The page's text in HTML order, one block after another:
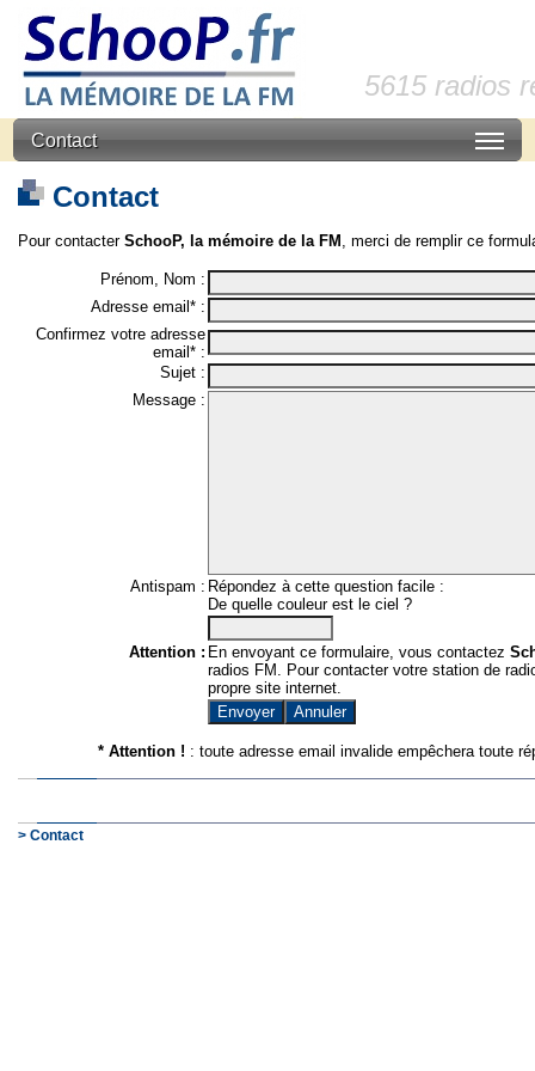
5615 radios
Contact
Contact
Pour contacter SchooP, la mémoire de la FM , merci de remplir ce
Prénom, Nom :
Adresse email* :
Confirmez votre adresse
email* :
Sujet :
Message :
Antispam : Répondez à cette question facile :
De quelle couleur est le ciel ?
Attention : En envoyant ce formulaire, vous contactez
radios FM. Pour contacter votre station de
propre site internet.
* Attention ! : toute adresse email invalide empêchera toute
> Contact